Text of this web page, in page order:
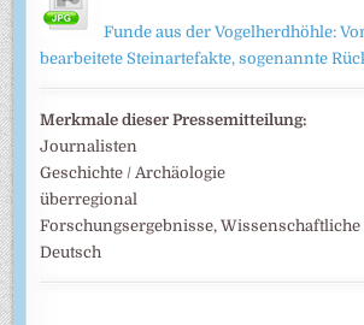
Funde aus der Vogelherdhöhle:
bearbeitete Steinartefakte, sogenannte
Merkmale dieser Pressemitteilung:
Journalisten
Geschichte / Archäologie
überregional
Forschungsergebnisse,
Deutsch